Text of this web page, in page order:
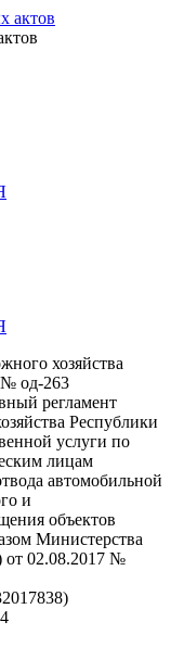
хозяйства
№ од-263
регламент
Республики
услуги по
лицам
автомобильной
и
объектов
Министерства
от 02.08.2017 №